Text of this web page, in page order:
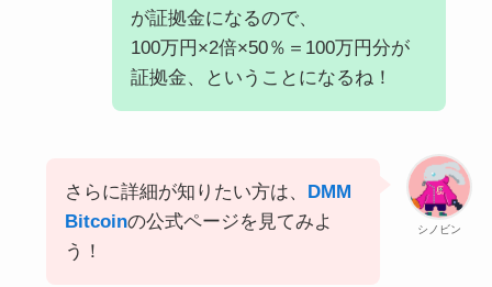
が証拠金になるので、
100万円×2倍×50％＝100万円分が
証拠金、ということになるね！
シノビン
さらに詳細が知りたい方は、
DMM
Bitcoinの公式ページを見てみよ
う！